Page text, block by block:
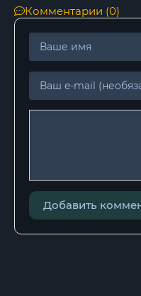
Комментарии (0)
Добавить